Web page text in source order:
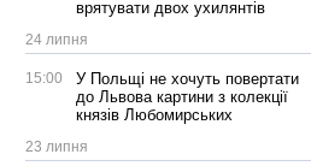
врятувати двох ухилянтів
24 липня
15:00
У Польщі не хочуть повертати
до Львова картини з колекції
князів Любомирських
23 липня